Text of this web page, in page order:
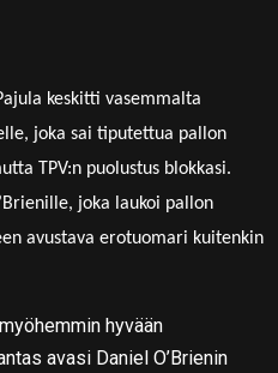
keskitti vasemmalta
joka sai tiputettua pallon
TPV:n puolustus blokkasi.
joka laukoi pallon
avustava erotuomari kuitenkin
hyvään
avasi Daniel O’Brienin